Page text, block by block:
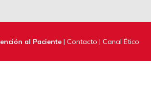
al Paciente| Contacto | Canal Ético